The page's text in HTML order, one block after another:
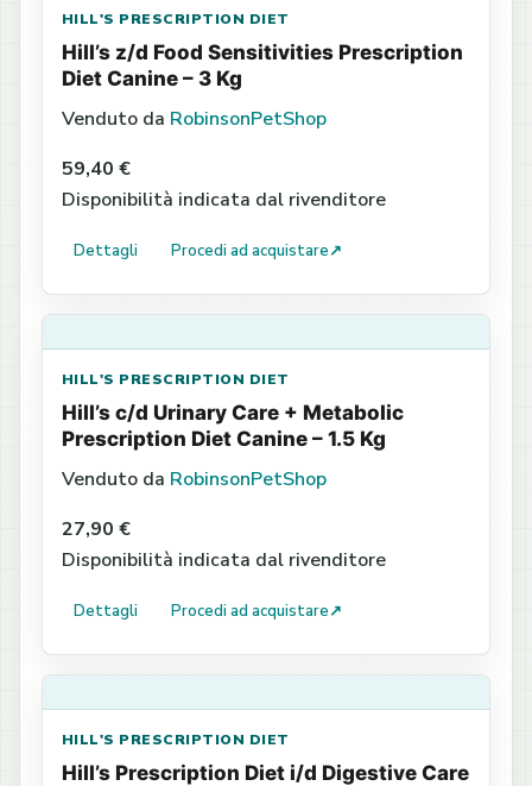
HILL'S PRESCRIPTION DIET
Hill’s z/d Food Sensitivities Prescription
Diet Canine – 3 Kg
Venduto da RobinsonPetShop
59,40 €
Disponibilità indicata dal rivenditore
Dettagli Procedi ad acquistare↗
HILL'S PRESCRIPTION DIET
Hill’s c/d Urinary Care + Metabolic
Prescription Diet Canine – 1.5 Kg
Venduto da RobinsonPetShop
27,90 €
Disponibilità indicata dal rivenditore
Dettagli Procedi ad acquistare↗
HILL'S PRESCRIPTION DIET
Hill’s Prescription Diet i/d Digestive Care